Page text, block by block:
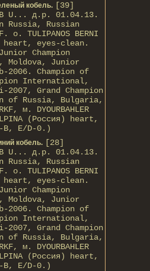
кобель. [39]
U... д.р. 01.04.13.
Russia, Russian
о. TULIPANOS BERNI
heart, eyes-clean.
Champion
Moldova, Junior
2006. Champion of
International,
2007, Grand Champion
of Russia, Bulgaria,
м. DYOURBAHLER
(Россия) heart,
В, E/D-0.)
кобель. [28]
U... д.р. 01.04.13.
Russia, Russian
о. TULIPANOS BERNI
heart, eyes-clean.
Champion
Moldova, Junior
2006. Champion of
International,
2007, Grand Champion
of Russia, Bulgaria,
м. DYOURBAHLER
(Россия) heart,
В, E/D-0.)